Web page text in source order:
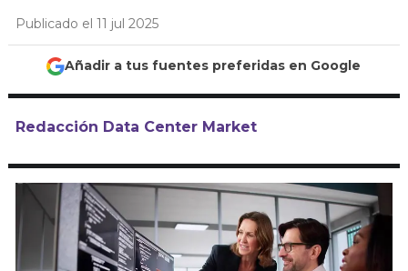
Publicado el 11 jul 2025
Añadir a tus fuentes preferidas en Google
Redacción Data Center Market